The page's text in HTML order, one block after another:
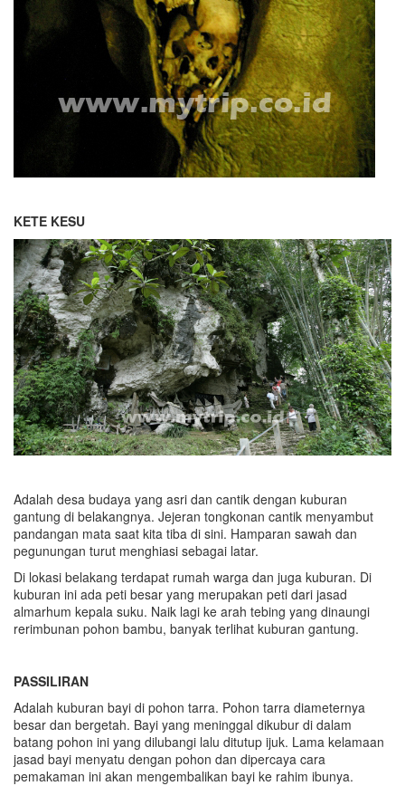
KETE KESU
Adalah desa budaya yang asri dan cantik dengan kuburan
gantung di belakangnya. Jejeran tongkonan cantik menyambut
pandangan mata saat kita tiba di sini. Hamparan sawah dan
pegunungan turut menghiasi sebagai latar.
Di lokasi belakang terdapat rumah warga dan juga kuburan. Di
kuburan ini ada peti besar yang merupakan peti dari jasad
almarhum kepala suku. Naik lagi ke arah tebing yang dinaungi
rerimbunan pohon bambu, banyak terlihat kuburan gantung.
PASSILIRAN
Adalah kuburan bayi di pohon tarra. Pohon tarra diameternya
besar dan bergetah. Bayi yang meninggal dikubur di dalam
batang pohon ini yang dilubangi lalu ditutup ijuk. Lama kelamaan
jasad bayi menyatu dengan pohon dan dipercaya cara
pemakaman ini akan mengembalikan bayi ke rahim ibunya.